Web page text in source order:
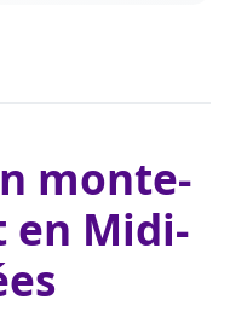
monte-
en Midi-